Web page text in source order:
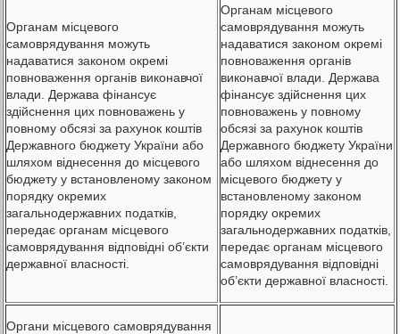
Органам місцевого
самоврядування можуть
надаватися законом окремі
повноваження органів виконавчої
влади. Держава фінансує
здійснення цих повноважень у
повному обсязі за рахунок коштів
Державного бюджету України або
шляхом віднесення до місцевого
бюджету у встановленому законом
порядку окремих
загальнодержавних податків,
передає органам місцевого
самоврядування відповідні об’єкти
державної власності.
Органам місцевого
самоврядування можуть
надаватися законом окремі
повноваження органів
виконавчої влади. Держава
фінансує здійснення цих
повноважень у повному
обсязі за рахунок коштів
Державного бюджету України
або шляхом віднесення до
місцевого бюджету у
встановленому законом
порядку окремих
загальнодержавних податків,
передає органам місцевого
самоврядування відповідні
об’єкти державної власності.
Органи місцевого самоврядування